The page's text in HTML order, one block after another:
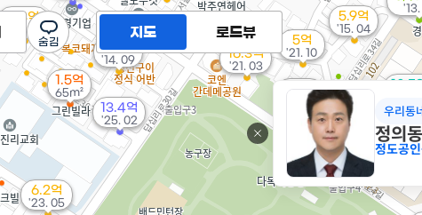
1.5억
65m²
13.4억
'25. 02
6.2억
'23. 05
5억
'21. 10
16.3억
'21. 03
4억
120m²
5.9억
'15. 04
2.1억
'14. 09
'13.
3.3억
'08. 03
우리동
정의동
정도공
지도 로드뷰